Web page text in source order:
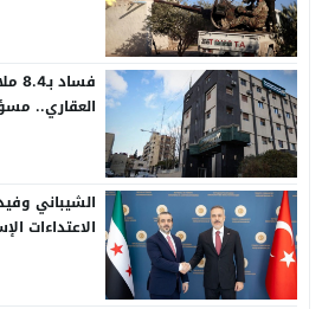
العقاري..
الشيباني
الاعتداءات